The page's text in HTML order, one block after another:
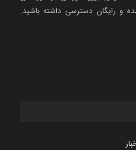
و رایگان دسترسی داشته باشید.